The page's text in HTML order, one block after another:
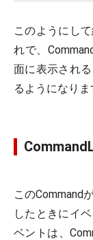
このようにし
れで、
面に表示され
るようになりま
このCommand
したときにイ
ベントは、